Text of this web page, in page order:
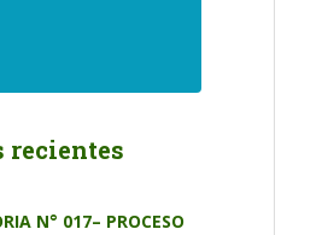
recientes
N° 017– PROCESO